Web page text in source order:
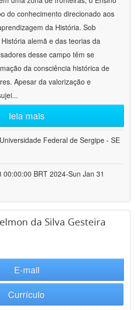
do conhecimento direcionado aos
da História. Sob
alemã e das teorias da
desse campo têm se
da consciência histórica de
Apesar da valorização e
...
leia mais
Universidade Federal de Sergipe - SE
00:00:00 BRT 2024-Sun Jan 31
da Silva Gesteira
E-mail
Currículo